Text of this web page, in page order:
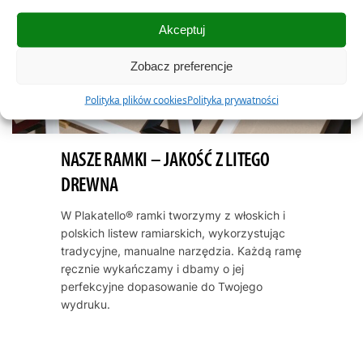
Akceptuj
Zobacz preferencje
Polityka plików cookiesPolityka prywatności
NASZE RAMKI – JAKOŚĆ Z LITEGO
DREWNA
W Plakatello® ramki tworzymy z włoskich i
polskich listew ramiarskich, wykorzystując
tradycyjne, manualne narzędzia. Każdą ramę
ręcznie wykańczamy i dbamy o jej
perfekcyjne dopasowanie do Twojego
wydruku.